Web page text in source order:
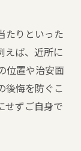
たりといった
えば、近所に
位置や治安面
後悔を防ぐこ
せずご自身で